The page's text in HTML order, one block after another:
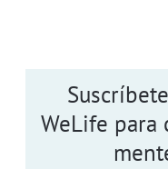
WeLife para